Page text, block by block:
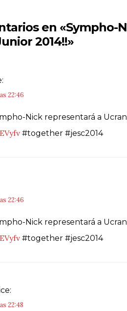
en «Sympho-
2014!!»
22:46
Nick representará a
#together #jesc2014
22:46
Nick representará a
#together #jesc2014
22:48